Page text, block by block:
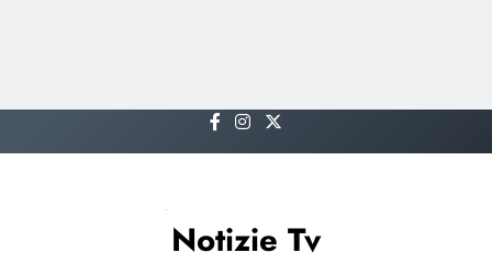
to
Notizie Tv